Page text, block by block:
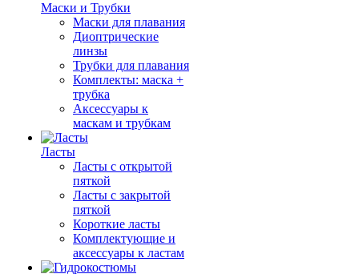
Маски и Трубки
Маски для плавания
Диоптрические
линзы
Трубки для плавания
Комплекты: маска +
трубка
Аксессуары к
маскам и трубкам
Ласты
Ласты с открытой
пяткой
Ласты с закрытой
пяткой
Короткие ласты
Комплектующие и
аксессуары к ластам